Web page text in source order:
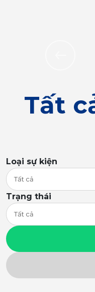
Tất
Loại sự kiện
Tất cả
Trạng thái
Tất cả